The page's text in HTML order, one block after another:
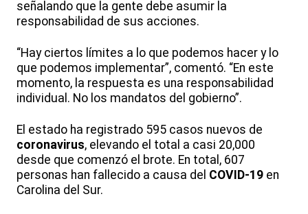
señalando que la gente debe asumir la
responsabilidad de sus acciones.
“Hay ciertos límites a lo que podemos hacer y lo
que podemos implementar”, comentó. “En este
momento, la respuesta es una responsabilidad
individual. No los mandatos del gobierno”.
El estado ha registrado 595 casos nuevos de
coronavirus, elevando el total a casi 20,000
desde que comenzó el brote. En total, 607
personas han fallecido a causa del COVID-19 en
Carolina del Sur.